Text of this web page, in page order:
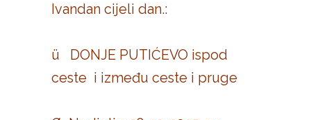
Ivandan cijeli dan.:
ü DONJE PUTIĆEVO ispod
ceste i između ceste i pruge